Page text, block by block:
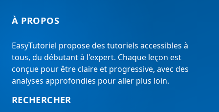
À PROPOS
EasyTutoriel propose des tutoriels accessibles à
tous, du débutant à l'expert. Chaque leçon est
conçue pour être claire et progressive, avec des
analyses approfondies pour aller plus loin.
RECHERCHER